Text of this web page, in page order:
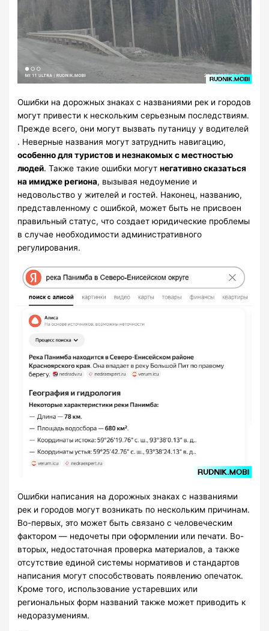
Ошибки на дорожных знаках с названиями рек и городов
могут привести к нескольким серьезным последствиям.
Прежде всего, они могут вызвать путаницу у водителей
. Неверные названия могут затруднить навигацию,
особенно для туристов и незнакомых с местностью
людей. Также такие ошибки могутнегативно сказаться
на имидже региона, вызывая недоумение и
недовольство у жителей и гостей. Наконец, названию,
представленному с ошибкой, может быть не присвоен
правильный статус, что создает юридические проблемы
в случае необходимости административного
регулирования.
Ошибки написания на дорожных знаках с названиями
рек и городов могут возникать по нескольким причинам.
Во-первых, это может быть связано с человеческим
фактором — недочеты при оформлении или печати. Во-
вторых, недостаточная проверка материалов, а также
отсутствие единой системы нормативов и стандартов
написания могут способствовать появлению опечаток.
Кроме того, использование устаревших или
региональных форм названий также может приводить к
недоразумениям.